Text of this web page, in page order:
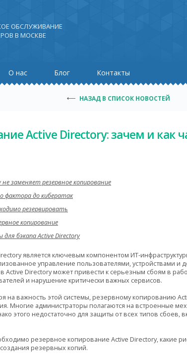
ОБСЛУЖИВАНИЕ
В МОСКВЕ
О нас Блог Контакты
НАЗАД В СПИСОК НОВОСТЕЙ
Active Directory: зачем и как
заменяет резервное копирование
фактора до кибератак
резервировать
копирование
бэкапа Active Directory
является ключевым компонентом ИТ-
управление пользователями, устройствами и
Active Directory может привести к серьезным сбоям в
и нарушение критически важных сервисов.
на важность этой системы, резервному копированию
Многие администраторы полагаются на встроенные
этого недостаточно для защиты от всех типов сбоев,
резервное копирование Active Directory, какие
резервных копий.